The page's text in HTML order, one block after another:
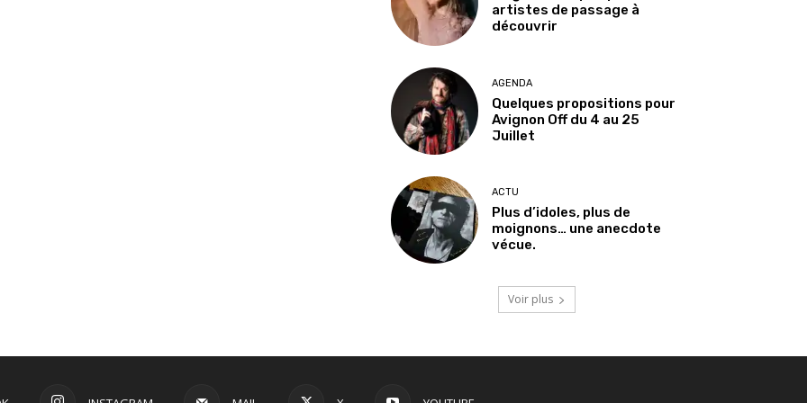
artistes de passage à
découvrir
AGENDA
Quelques propositions pour
Avignon Off du 4 au 25
Juillet
ACTU
Plus d’idoles, plus de
moignons… une anecdote
vécue.
Voir plus